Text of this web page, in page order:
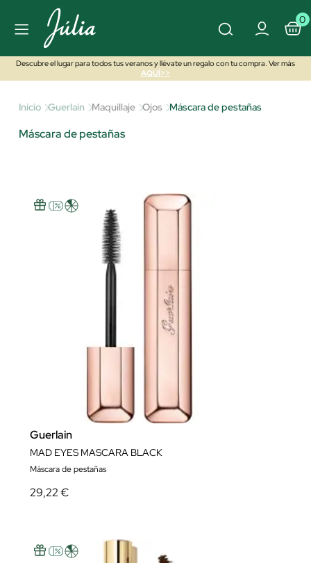
0
Descubre el lugar para todos tus veranos y llévate un regalo con tu compra. Ver más
AQUÍ>>
Inicio Guerlain Maquillaje Ojos Máscara de pestañas
Máscara de pestañas
Guerlain
MAD EYES MASCARA BLACK
Máscara de pestañas
29,22 €